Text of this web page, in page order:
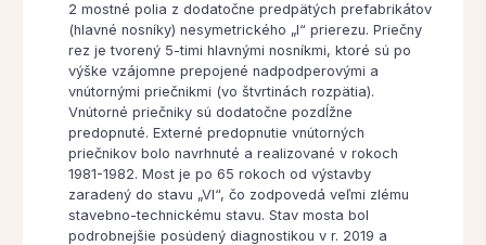
2 mostné polia z dodatočne predpätých prefabrikátov
(hlavné nosníky) nesymetrického „I“ prierezu. Priečny
rez je tvorený 5-timi hlavnými nosníkmi, ktoré sú po
výške vzájomne prepojené nadpodperovými a
vnútornými priečnikmi (vo štvrtinách rozpätia).
Vnútorné priečniky sú dodatočne pozdĺžne
predopnuté. Externé predopnutie vnútorných
priečnikov bolo navrhnuté a realizované v rokoch
1981-1982. Most je po 65 rokoch od výstavby
zaradený do stavu „VI“, čo zodpovedá veľmi zlému
stavebno-technickému stavu. Stav mosta bol
podrobnejšie posúdený diagnostikou v r. 2019 a